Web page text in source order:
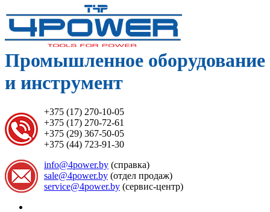
Промышленное оборудование
и инструмент
+375 (17) 270-10-05
+375 (17) 270-72-61
+375 (29) 367-50-05
+375 (44) 723-91-30
info@4power.by (справка)
sale@4power.by (отдел продаж)
service@4power.by (сервис-центр)